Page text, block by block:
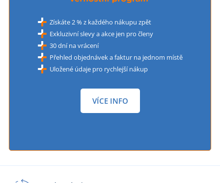
Získáte 2 % z každého nákupu zpět
Exkluzivní slevy a akce jen pro členy
30 dní na vrácení
Přehled objednávek a faktur na jednom místě
Uložené údaje pro rychlejší nákup
VÍCE INFO